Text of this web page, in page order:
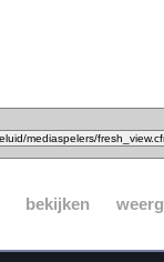
bekijken